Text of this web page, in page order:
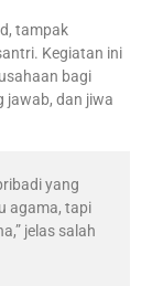
tampak
Kegiatan ini
bagi
jawab, dan jiwa
yang
agama, tapi
jelas salah